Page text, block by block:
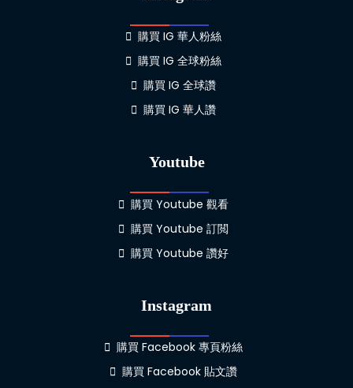
購買 IG 華人粉絲
購買 IG 全球粉絲
購買 IG 全球讚
購買 IG 華人讚
Youtube
購買 Youtube 觀看
購買 Youtube 訂閲
購買 Youtube 讚好
Instagram
購買 Facebook 專頁粉絲
購買 Facebook 貼文讚